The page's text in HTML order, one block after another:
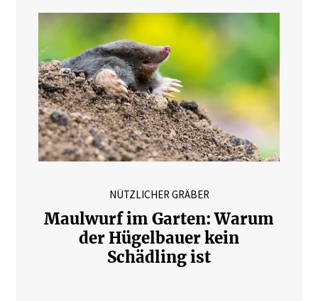
NÜTZLICHER GRÄBER
Maulwurf im Garten: Warum
der Hügelbauer kein
Schädling ist